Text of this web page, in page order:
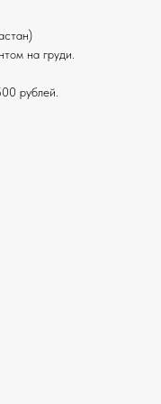
на груди.
рублей.